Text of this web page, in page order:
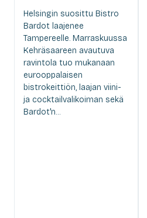
Helsingin suosittu Bistro
Bardot laajenee
Tampereelle. Marraskuussa
Kehräsaareen avautuva
ravintola tuo mukanaan
eurooppalaisen
bistrokeittiön, laajan viini-
ja cocktailvalikoiman sekä
Bardot'n...